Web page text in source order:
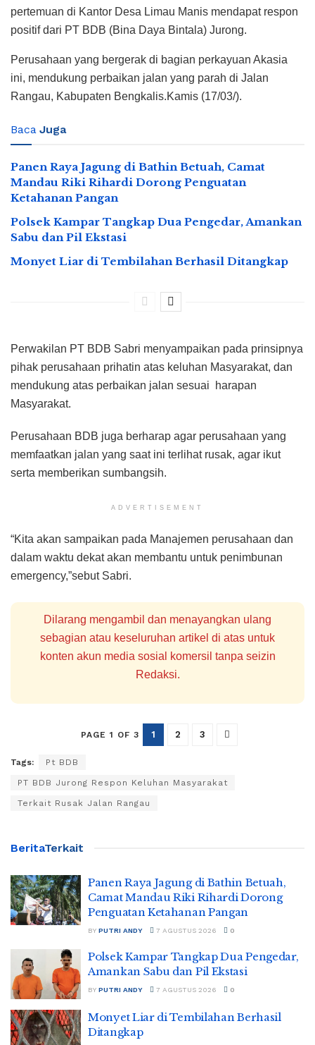
pertemuan di Kantor Desa Limau Manis mendapat respon
positif dari PT BDB (Bina Daya Bintala) Jurong.
Perusahaan yang bergerak di bagian perkayuan Akasia
ini, mendukung perbaikan jalan yang parah di Jalan
Rangau, Kabupaten Bengkalis.Kamis (17/03/).
Baca Juga
Panen Raya Jagung di Bathin Betuah, Camat
Mandau Riki Rihardi Dorong Penguatan
Ketahanan Pangan
Polsek Kampar Tangkap Dua Pengedar, Amankan
Sabu dan Pil Ekstasi
Monyet Liar di Tembilahan Berhasil Ditangkap
Perwakilan PT BDB Sabri menyampaikan pada prinsipnya
pihak perusahaan prihatin atas keluhan Masyarakat, dan
mendukung atas perbaikan jalan sesuai harapan
Masyarakat.
Perusahaan BDB juga berharap agar perusahaan yang
memfaatkan jalan yang saat ini terlihat rusak, agar ikut
serta memberikan sumbangsih.
ADVERTISEMENT
“Kita akan sampaikan pada Manajemen perusahaan dan
dalam waktu dekat akan membantu untuk penimbunan
emergency,”sebut Sabri.
Dilarang mengambil dan menayangkan ulang
sebagian atau keseluruhan artikel di atas untuk
konten akun media sosial komersil tanpa seizin
Redaksi.
PAGE 1 OF 3 1 2 3
Tags: Pt BDB
PT BDB Jurong Respon Keluhan Masyarakat
Terkait Rusak Jalan Rangau
BeritaTerkait
Panen Raya Jagung di Bathin Betuah,
Camat Mandau Riki Rihardi Dorong
Penguatan Ketahanan Pangan
BY PUTRI ANDY 7 AGUSTUS 2026 0
Polsek Kampar Tangkap Dua Pengedar,
Amankan Sabu dan Pil Ekstasi
BY PUTRI ANDY 7 AGUSTUS 2026 0
Monyet Liar di Tembilahan Berhasil
Ditangkap